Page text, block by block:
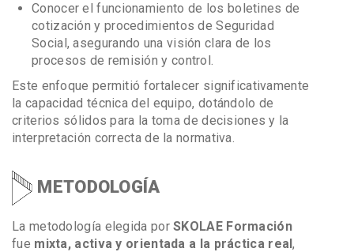
Conocer el funcionamiento de los boletines de
cotización y procedimientos de Seguridad
Social, asegurando una visión clara de los
procesos de remisión y control.
Este enfoque permitió fortalecer significativamente
la capacidad técnica del equipo, dotándolo de
criterios sólidos para la toma de decisiones y la
interpretación correcta de la normativa.
METODOLOGÍA
La metodología elegida porSKOLAE Formación
fue mixta, activa y orientada a la práctica real,